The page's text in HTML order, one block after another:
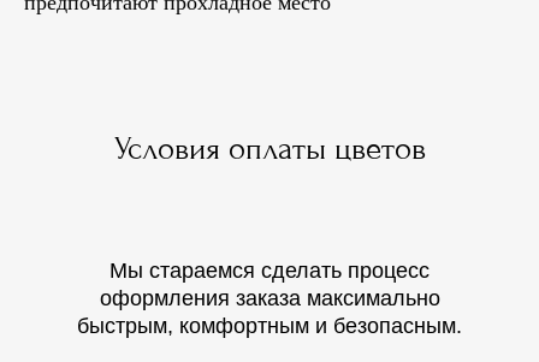
Условия оплаты цветов
Мы стараемся сделать процесс
оформления заказа максимально
быстрым, комфортным и безопасным.